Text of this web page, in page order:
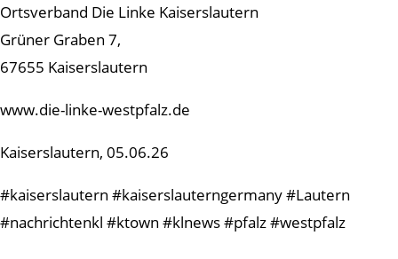
Ortsverband Die Linke Kaiserslautern
Grüner Graben 7,
67655 Kaiserslautern
www.die-linke-westpfalz.de
Kaiserslautern, 05.06.26
#kaiserslautern #kaiserslauterngermany #Lautern
#nachrichtenkl #ktown #klnews #pfalz #westpfalz